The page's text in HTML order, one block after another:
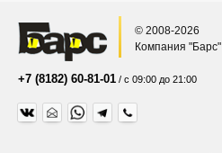
© 2008-2026
Компания "Барс"
+7 (8182) 60-81-01 / с 09:00 до 21:00